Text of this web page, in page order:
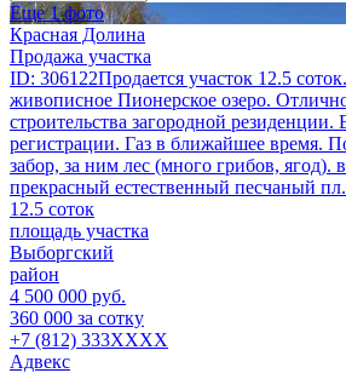
Еще 1 фото
Красная Долина
Продажа участка
ID: 306122Продается участок 12.5
живописное Пионерское озеро.
строительства загородной резиденции.
регистрации. Газ в ближайшее время.
забор, за ним лес (много грибов, ягод).
прекрасный естественный песчаный
12.5 соток
площадь участка
Выборгский
район
4 500 000 руб.
360 000 за сотку
+7 (812) 333XXXX
Адвекс